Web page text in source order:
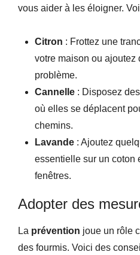
vous aider à les éloigner.
Citron : Frottez une
votre maison ou ajoutez
problème.
Cannelle : Disposez
où elles se déplacent
chemins.
Lavande : Ajoutez
essentielle sur un coton
fenêtres.
Adopter des
La prévention joue un rôle
des fourmis. Voici des